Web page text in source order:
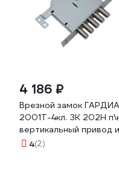
4 186 ₽
Врезной замок
2001Т-4кл. ЗК 202Н
вертикальный привод и
бронепластина 27016
4(2)